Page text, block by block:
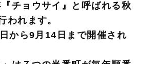
チョウサイ』と呼ばれる秋
われます。
から9月14日まで開催され